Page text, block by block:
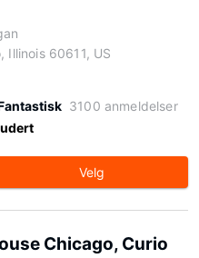
Illinois 60611, US
3100 anmeldelser
Velg
Chicago, Curio